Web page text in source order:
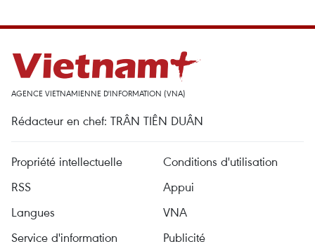
AGENCE VIETNAMIENNE D'INFORMATION (VNA)
Rédacteur en chef: TRÂN TIÊN DUÂN
Propriété intellectuelle
Conditions d'utilisation
RSS
Appui
Langues
VNA
Service d'information
Publicité